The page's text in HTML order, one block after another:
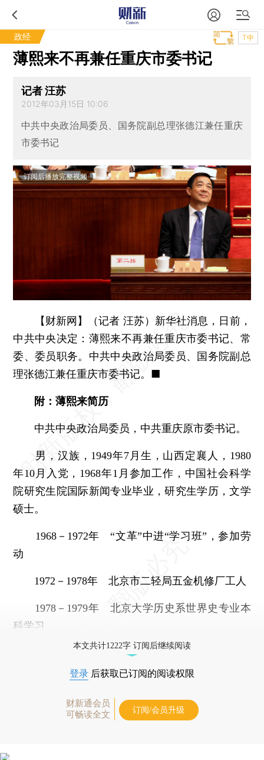
政经 T中
薄熙来不再兼任重庆市委书记
记者 汪苏
2012年03月15日 10:06
中共中央政治局委员、国务院副总理张德江兼任重庆
市委书记
订阅后播放完整视频
【财新网】（记者 汪苏） 新华社消息，日前，
中共中央决定：薄熙来不再兼任重庆市委书记、常
委、委员职务。中共中央政治局委员、国务院副总
理张德江兼任重庆市委书记。■
附：薄熙来简历
中共中央政治局委员，中共重庆原市委书记。
男，汉族，1949年7月生，山西定襄人，1980
年10月入党，1968年1月参加工作，中国社会科学
院研究生院国际新闻专业毕业，研究生学历，文学
硕士。
1968－1972年 “文革”中进“学习班”，参加劳
动
1972－1978年 北京市二轻局五金机修厂工人
1978－1979年 北京大学历史系世界史专业本
科学习
本文共计1222字 订阅后继续阅读
登录 后获取已订阅的阅读权限
财新通会员
可畅读全文
订阅/会员升级